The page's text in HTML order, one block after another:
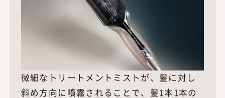
微細なトリートメントミストが、髪に対し
斜め方向に噴霧されることで、髪1本1本の